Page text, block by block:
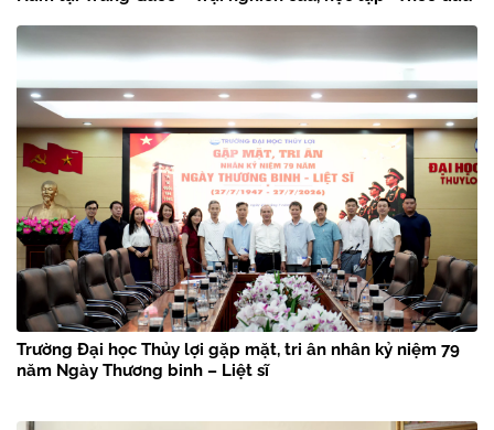
Trường Đại học Thủy lợi gặp mặt, tri ân nhân kỷ niệm 79
năm Ngày Thương binh – Liệt sĩ